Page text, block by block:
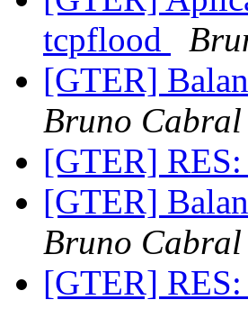
tcpflood
[GTER]
Bruno Cabral
[GTER]
[GTER]
Bruno Cabral
[GTER]